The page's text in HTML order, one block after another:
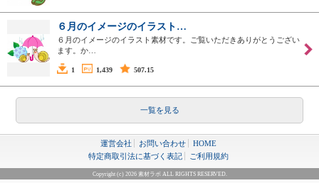
６月のイメージのイラスト…
６月のイメージのイラスト素材です。ご覧いただきありがとうござい
ます。か…
1 1,439 507.15
一覧を見る
運営会社 お問い合わせ
HOME
特定商取引法に基づく表記
ご利用規約
Copyright (c) 2026 素材ラボ ALL RIGHTS RESERVED.